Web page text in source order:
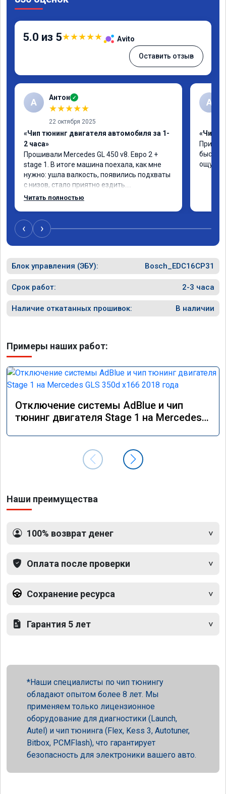
5.0 из 5★★★★★ Avito
Оставить отзыв
А Антон ✓
★★★★★
22 октября 2025
«Чип тюнинг двигателя автомобиля за 1-
2 часа»
Прошивали Mercedes GL 450 v8. Евро 2 +
stage 1. В итоге машина поехала, как мне
нужно: ушла валкость, появились подхваты
с низов, стало приятно ездить.
Одни из лучших трат, в авто! 🔥
Читать полностью
A
«Чип
‹ ›
Блок управления (ЭБУ): Bosch_EDC16CP31
Срок работ: 2-3 часа
Наличие откатанных прошивок: В наличии
Примеры наших работ:
Отключение системы AdBlue и чип
тюнинг двигателя Stage 1 на Mercedes
Наши преимущества
100% возврат денег
Оплата после проверки
Сохранение ресурса
Гарантия 5 лет
Наши специалисты по чип тюнингу
обладают опытом более 8 лет. Мы
применяем только лицензионное
оборудование для диагностики (Launch,
Autel) и чип тюнинга (Flex, Kess 3, Autotuner,
Bitbox, PCMFlash), что гарантирует
безопасность для электроники вашего авто.